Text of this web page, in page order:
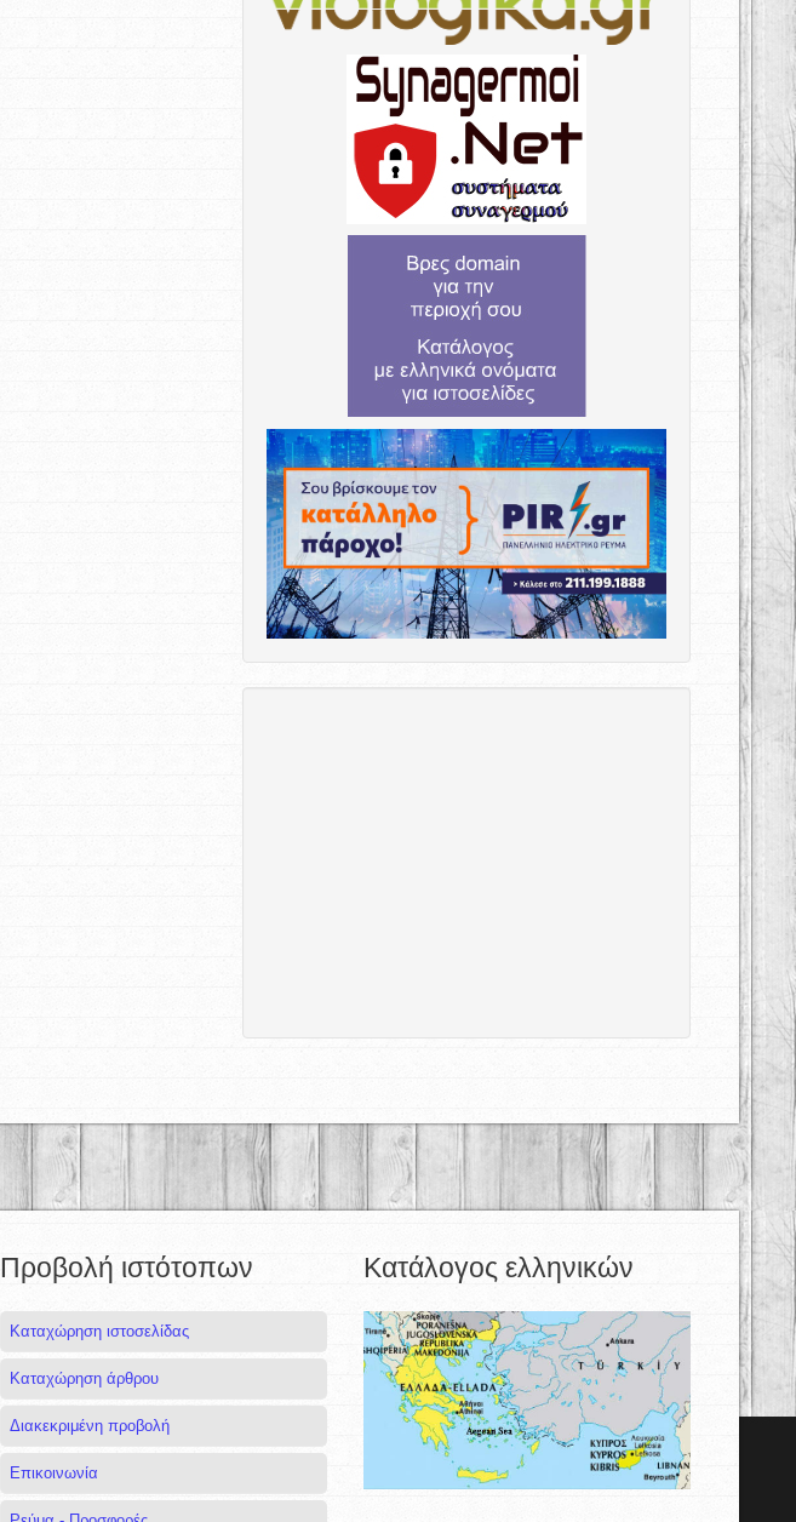
Προβολή ιστότοπων
Καταχώρηση ιστοσελίδας
Καταχώρηση άρθρου
Διακεκριμένη προβολή
Επικοινωνία
Κατάλογος ελληνικών